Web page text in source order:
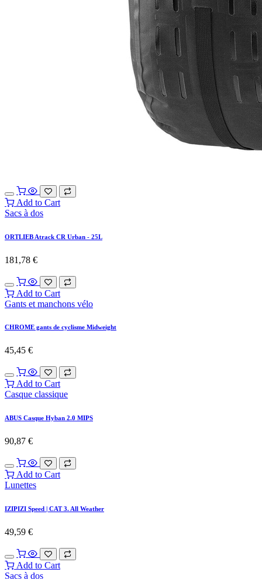
Add to Cart
Sacs à dos
ORTLIEB Atrack CR Urban - 25L
181,78 €
Add to Cart
Gants et manchons vélo
CHROME gants de cyclisme Midweight
45,45 €
Add to Cart
Casque classique
ABUS Casque Hyban 2.0 MIPS
90,87 €
Add to Cart
Lunettes
IZIPIZI Speed | CAT 3. All Weather
49,59 €
Add to Cart
Sacs à dos